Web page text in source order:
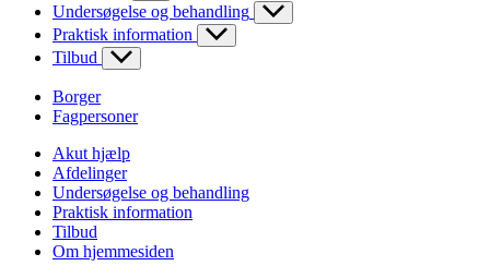
Undersøgelse og behandling
Praktisk information
Tilbud
Borger
Fagpersoner
Akut hjælp
Afdelinger
Undersøgelse og behandling
Praktisk information
Tilbud
Om hjemmesiden